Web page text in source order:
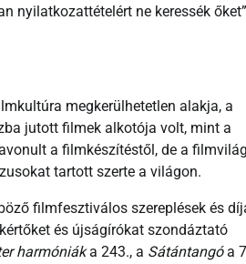
nyilatkozattételért ne keressék
megkerülhetetlen alakja, a
jutott filmek alkotója volt, mint a
a filmkészítéstől, de a
tartott szerte a világon.
filmfesztiválos szereplések és
és újságírókat szondáztató
harmóniáka 243., a Sátántangóa